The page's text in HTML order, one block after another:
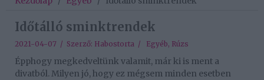
Időtálló sminktrendek
2021-04-07 / Szerző: Habostorta / Egyéb, Rúzs
Épphogy megkedveltünk valamit, már ki is ment a
divatból. Milyen jó, hogy ez mégsem minden esetben